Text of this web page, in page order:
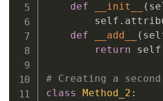
def
__init__ (
        self
.
def
__add__ (
return self
# Creating a
class
Method_2 :